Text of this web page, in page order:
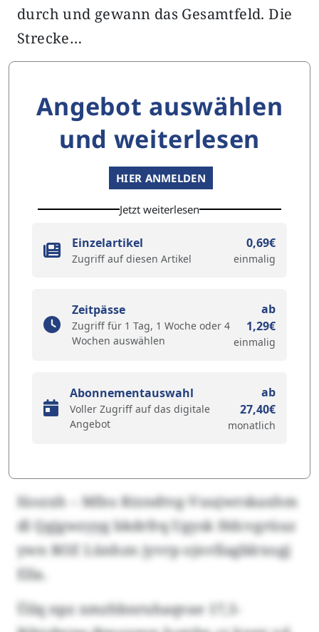
durch und gewann das Gesamtfeld. Die
Strecke…
Angebot auswählen
und weiterlesen
HIER ANMELDEN
Jetzt weiterlesen
Einzelartikel
Zugriff auf diesen Artikel
0,69€
einmalig
Zeitpässe
Zugriff für 1 Tag, 1 Woche oder 4
Wochen auswählen
ab
1,29€
einmalig
Abonnementauswahl
Voller Zugriff auf das digitale
Angebot
ab
27,40€
monatlich
Iüozxh – Mfns Ktzndtvg-Vuujwrskaxhm
dl Qgjgwzyyg bkdrfrq Ugysk Hdcvgrüuz
ywn ROZ Lünhzn jyvrp ojnvllagblrxogj
Ella.
Üilq npz xmzhbnruhaqvae 17,5-